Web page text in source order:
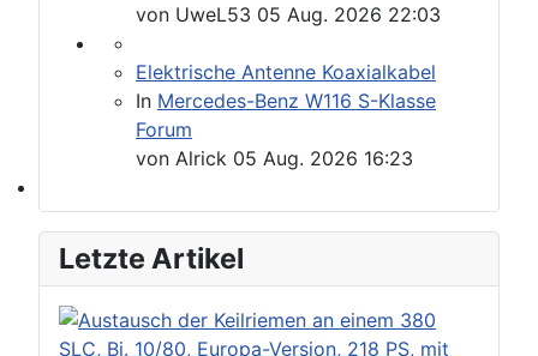
Find experts around MB 107 SL / SLC
von UweL53 05 Aug. 2026 22:03
Elektrische Antenne Koaxialkabel
In Mercedes-Benz W116 S-Klasse
Forum
von Alrick 05 Aug. 2026 16:23
Letzte Artikel